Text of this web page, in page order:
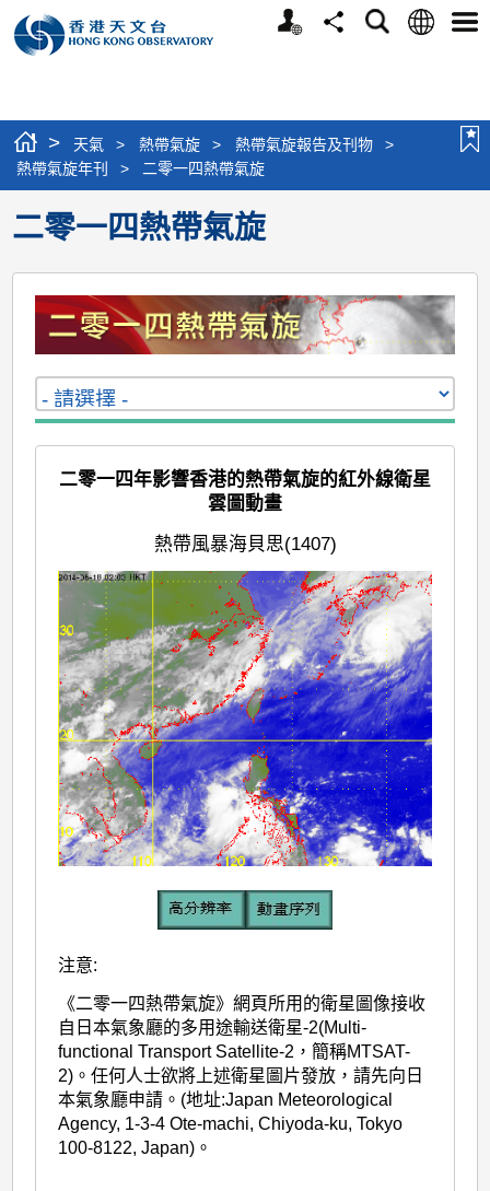
個
分
搜
語
選
> 天氣 > 熱帶氣旋 > 熱帶氣旋報告及刊物
>
熱帶氣旋年刊
> 二零一四熱帶氣旋
二零一四熱帶氣旋
二零一四年影響香港的熱帶氣旋的紅外線衛星
雲圖動畫
熱帶風暴海貝思(1407)
注意:
《二零一四熱帶氣旋》網頁所用的衛星圖像接收
自日本氣象廳的多用途輸送衛星-2(Multi-
functional Transport Satellite-2，簡稱MTSAT-
2)。任何人士欲將上述衛星圖片發放，請先向日
本氣象廳申請。(地址:Japan Meteorological
Agency, 1-3-4 Ote-machi, Chiyoda-ku, Tokyo
100-8122, Japan)。